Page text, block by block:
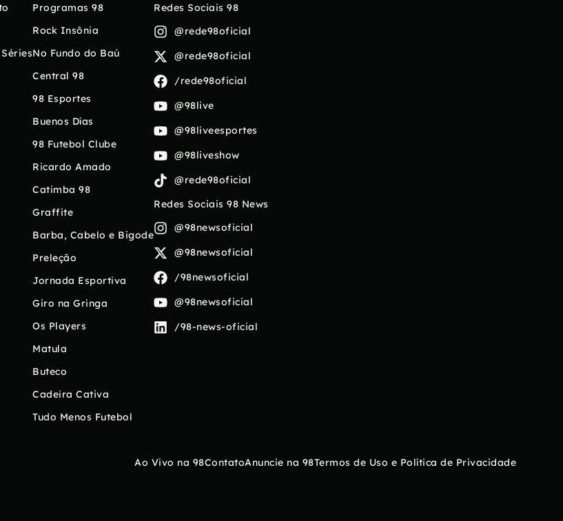
Programas 98
Rock Insônia
No Fundo do Baú
Central 98
98 Esportes
Buenos Días
98 Futebol Clube
Ricardo Amado
Catimba 98
Graffite
Barba, Cabelo e Bigode
Preleção
Jornada Esportiva
Giro na Gringa
Os Players
Matula
Buteco
Cadeira Cativa
Tudo Menos Futebol
Redes Sociais 98
@rede98oficial
@rede98oficial
/rede98oficial
@98live
@98liveesportes
@98liveshow
@rede98oficial
Redes Sociais 98 News
@98newsoficial
@98newsoficial
/98newsoficial
@98newsoficial
/98-news-oficial
Ao Vivo na 98ContatoAnuncie na 98Termos de Uso e Política de Privacidade